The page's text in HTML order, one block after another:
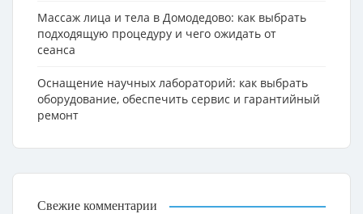
Массаж лица и тела в Домодедово: как выбрать
подходящую процедуру и чего ожидать от
сеанса
Оснащение научных лабораторий: как выбрать
оборудование, обеспечить сервис и гарантийный
ремонт
Свежие комментарии